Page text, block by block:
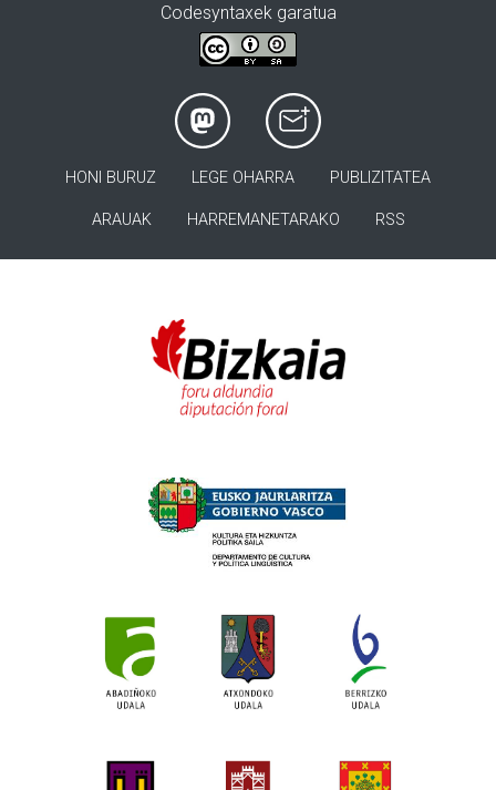
Codesyntaxek garatua
HONI BURUZ LEGE OHARRA PUBLIZITATEA
ARAUAK HARREMANETARAKO RSS